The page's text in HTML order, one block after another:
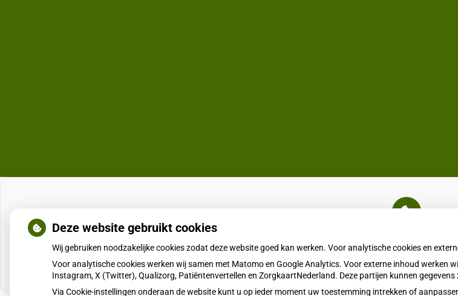
externe inhoud
die nodig is om dit
Cookie-instellingen
Deze website gebruikt cookies
Wij gebruiken noodzakelijke cookies zodat deze website goed kan werken. Voor analytische cookies en
Voor analytische cookies werken wij samen met Matomo en Google Analytics. Voor externe inhoud werken
Instagram, X (Twitter), Qualizorg, Patiëntenvertellen en ZorgkaartNederland. Deze partijen kunnen
Via Cookie-instellingen onderaan de website kunt u op ieder moment uw toestemming intrekken of